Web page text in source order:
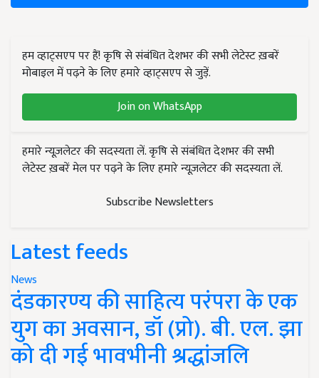
हम व्हाट्सएप पर हैं! कृषि से संबंधित देशभर की सभी लेटेस्ट ख़बरें
मोबाइल में पढ़ने के लिए हमारे व्हाट्सएप से जुड़ें.
Join on WhatsApp
हमारे न्यूज़लेटर की सदस्यता लें. कृषि से संबंधित देशभर की सभी
लेटेस्ट ख़बरें मेल पर पढ़ने के लिए हमारे न्यूज़लेटर की सदस्यता लें.
Subscribe Newsletters
Latest feeds
News
दंडकारण्य की साहित्य परंपरा के एक
युग का अवसान, डॉ (प्रो). बी. एल. झा
को दी गई भावभीनी श्रद्धांजलि